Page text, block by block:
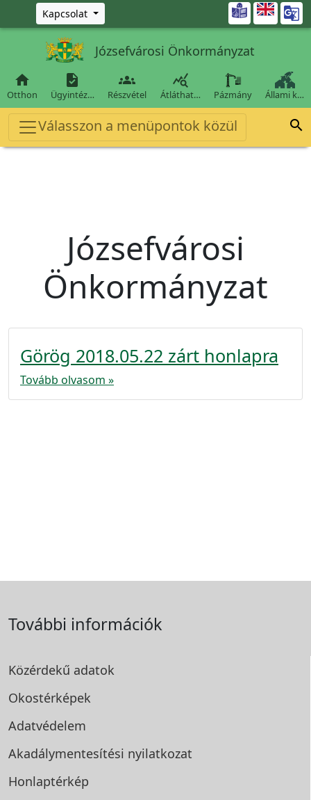
Ugrás a fő tartalomra
Kapcsolat 
Józsefvárosi Önkormányzat

Otthon

Ügyintéz…

Részvétel

Átláthat… Pázmány Állami k…
Válasszon a menüpontok közül 
Józsefvárosi
Önkormányzat
Görög 2018.05.22 zárt honlapra
Tovább olvasom »
További információk
Közérdekű adatok
Okostérképek
Adatvédelem
Akadálymentesítési nyilatkozat
Honlaptérkép